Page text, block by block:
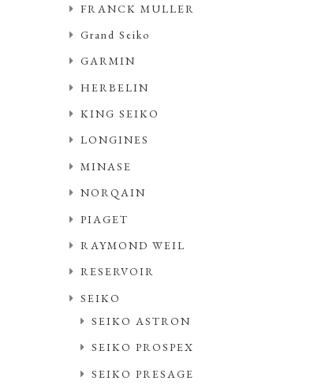
FRANCK MULLER
Grand Seiko
GARMIN
HERBELIN
KING SEIKO
LONGINES
MINASE
NORQAIN
PIAGET
RAYMOND WEIL
RESERVOIR
SEIKO
SEIKO ASTRON
SEIKO PROSPEX
SEIKO PRESAGE